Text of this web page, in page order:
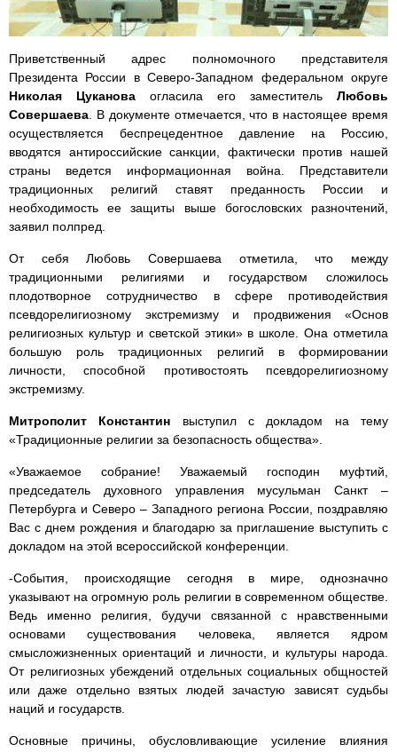
Приветственный адрес полномочного представителя
Президента России в Северо-Западном федеральном округе
Николая Цуканова огласила его заместитель Любовь
Совершаева . В документе отмечается, что в настоящее время
осуществляется беспрецедентное давление на Россию,
вводятся антироссийские санкции, фактически против нашей
страны ведется информационная война. Представители
традиционных религий ставят преданность России и
необходимость ее защиты выше богословских разночтений,
заявил полпред.
От себя Любовь Совершаева отметила, что между
традиционными религиями и государством сложилось
плодотворное сотрудничество в сфере противодействия
псевдорелигиозному экстремизму и продвижения «Основ
религиозных культур и светской этики» в школе. Она отметила
большую роль традиционных религий в формировании
личности, способной противостоять псевдорелигиозному
экстремизму.
Митрополит Константин выступил с докладом на тему
«Традиционные религии за безопасность общества».
«Уважаемое собрание! Уважаемый господин муфтий,
председатель духовного управления мусульман Санкт –
Петербурга и Северо – Западного региона России, поздравляю
Вас с днем рождения и благодарю за приглашение выступить с
докладом на этой всероссийской конференции.
-События, происходящие сегодня в мире, однозначно
указывают на огромную роль религии в современном обществе.
Ведь именно религия, будучи связанной с нравственными
основами существования человека, является ядром
смысложизненных ориентаций и личности, и культуры народа.
От религиозных убеждений отдельных социальных общностей
или даже отдельно взятых людей зачастую зависят судьбы
наций и государств.
Основные причины, обусловливающие усиление влияния